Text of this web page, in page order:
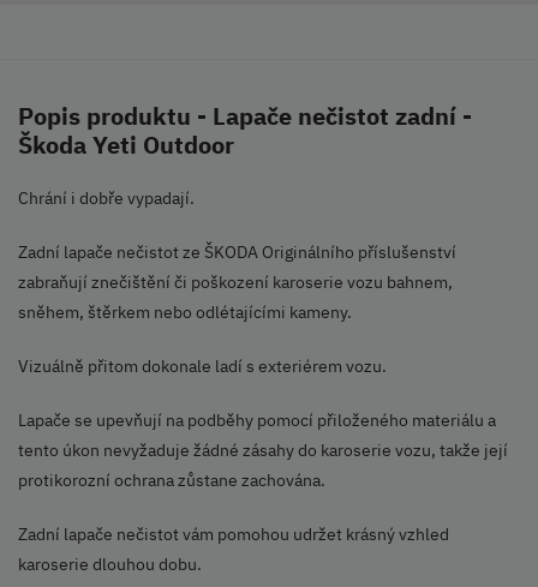
Popis produktu - Lapače nečistot zadní -
Škoda Yeti Outdoor
Chrání i dobře vypadají.
Zadní lapače nečistot ze ŠKODA Originálního příslušenství
zabraňují znečištění či poškození karoserie vozu bahnem,
sněhem, štěrkem nebo odlétajícími kameny.
Vizuálně přitom dokonale ladí s exteriérem vozu.
Lapače se upevňují na podběhy pomocí přiloženého materiálu a
tento úkon nevyžaduje žádné zásahy do karoserie vozu, takže její
protikorozní ochrana zůstane zachována.
Zadní lapače nečistot vám pomohou udržet krásný vzhled
karoserie dlouhou dobu.